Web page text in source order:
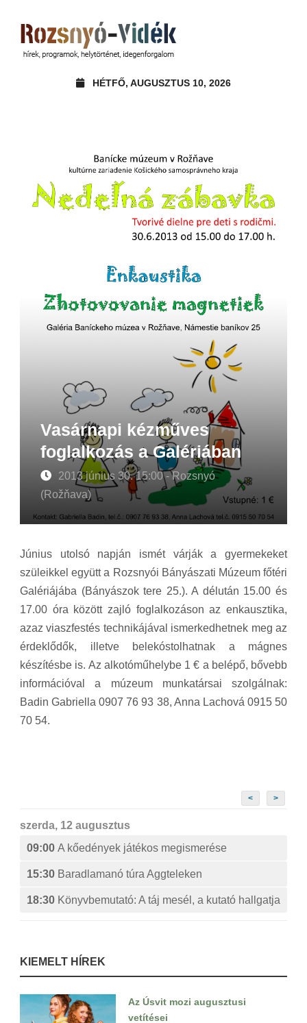
HÉTFŐ, AUGUSZTUS 10, 2026
Vasárnapi kézműves
foglalkozás a Galériában
2013 június 30. 15:00 - Rozsnyó
(Rožňava)
Június utolsó napján ismét várják a gyermekeket
szüleikkel együtt a Rozsnyói Bányászati Múzeum főtéri
Galériájába (Bányászok tere 25.). A délután 15.00 és
17.00 óra között zajló foglalkozáson az enkausztika,
azaz viaszfestés technikájával ismerkedhetnek meg az
érdeklődők, illetve belekóstolhatnak a mágnes
készítésbe is. Az alkotóműhelybe 1 € a belépő, bővebb
információval a múzeum munkatársai szolgálnak:
Badin Gabriella 0907 76 93 38, Anna Lachová 0915 50
70 54.
< >
szerda, 12 augusztus
09:00 A kőedények játékos megismerése
15:30 Baradlamanó túra Aggteleken
18:30 Könyvbemutató: A táj mesél, a kutató hallgatja
KIEMELT HÍREK
Az Úsvit mozi augusztusi
vetítései